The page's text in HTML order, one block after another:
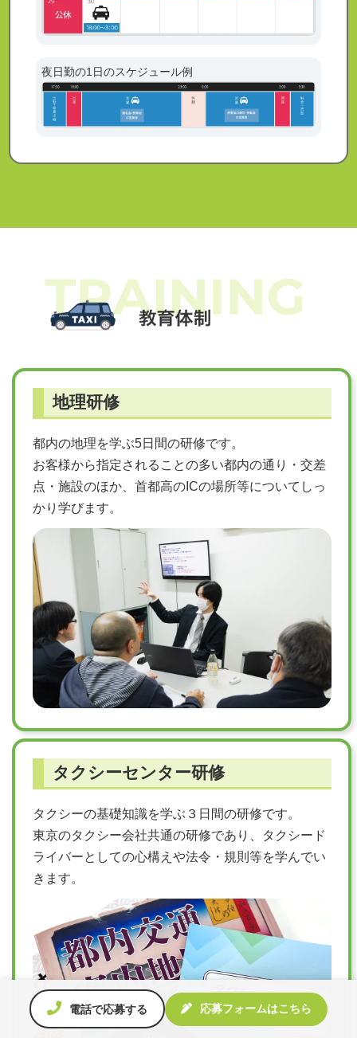
夜日勤の1日のスケジュール例
地理研修
都内の地理を学ぶ5日間の研修です。
お客様から指定されることの多い都内の通り・交差
点・施設のほか、首都高のICの場所等についてしっ
かり学びます。
タクシーセンター研修
タクシーの基礎知識を学ぶ３日間の研修です。
東京のタクシー会社共通の研修であり、タクシード
ライバーとしての心構えや法令・規則等を学んでい
きます。
電話で応募する 応募フォームはこちら